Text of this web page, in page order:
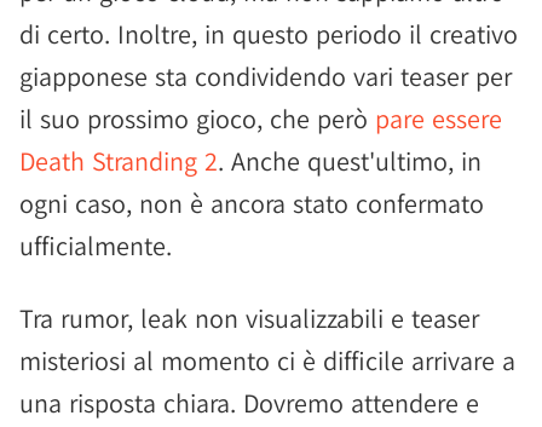
di certo. Inoltre, in questo periodo il creativo
giapponese sta condividendo vari teaser per
il suo prossimo gioco, che però pare essere
Death Stranding 2. Anche quest'ultimo, in
ogni caso, non è ancora stato confermato
ufficialmente.
Tra rumor, leak non visualizzabili e teaser
misteriosi al momento ci è difficile arrivare a
una risposta chiara. Dovremo attendere e